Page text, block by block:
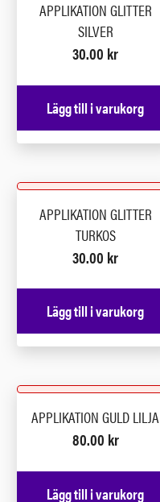
APPLIKATION GLITTER
SILVER
30.00 kr
Lägg till i varukorg
APPLIKATION GLITTER
TURKOS
30.00 kr
Lägg till i varukorg
APPLIKATION GULD LILJA
80.00 kr
Lägg till i varukorg